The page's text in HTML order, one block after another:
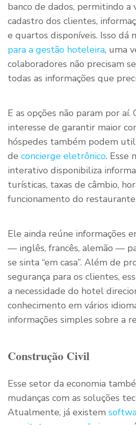
banco de dados, permitindo a
cadastro dos clientes,
e quartos disponíveis. Isso dá
para a gestão hoteleira, uma
colaboradores não precisam
todas as informações que
E as opções não param por
interesse de garantir maior
hóspedes também podem
de concierge eletrônico. Esse
interativo disponibiliza
turísticas, taxas de câmbio,
funcionamento do
Ele ainda reúne informações
— inglês, francês, alemão —
se sinta “em casa”. Além de
segurança para os clientes,
a necessidade do hotel
conhecimento em vários
informações simples sobre a
Construção Civil
Esse setor da economia
mudanças com as soluções
Atualmente, já existem